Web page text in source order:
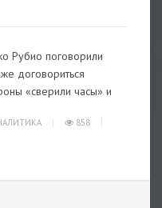
Рубио поговорили
договориться
«сверили часы» и
858